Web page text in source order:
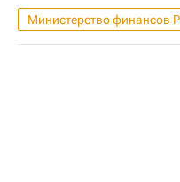
Министерство финансов
Россия
Москва